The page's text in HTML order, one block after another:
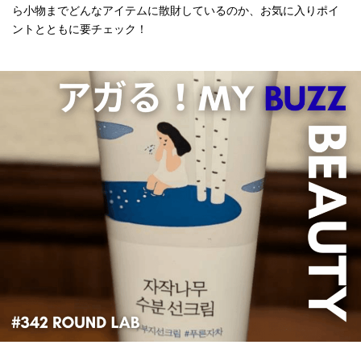
ら小物までどんなアイテムに散財しているのか、お気に入りポイ
ントとともに要チェック！